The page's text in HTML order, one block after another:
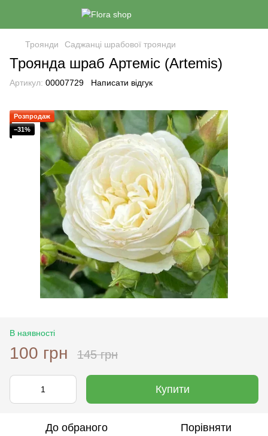
Троянди Саджанці шрабової троянди
Троянда шраб Артеміс (Artemis)
Артикул: 00007729 Написати відгук
Розпродаж
−31%
В наявності
100 грн 145 грн
Купити
До обраного Порівняти